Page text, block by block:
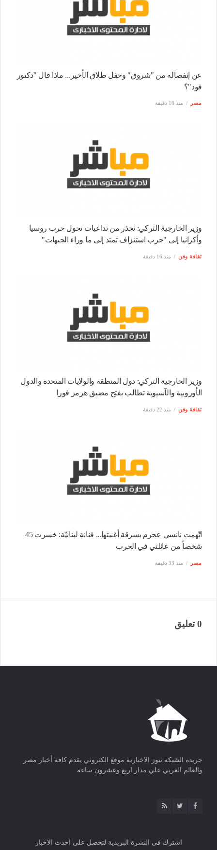
عن إنفصاله من "شروق" وحفل طلاق الأخير... ماذا قال "دكتور
فود"؟
مصر منذ 16 دقيقة
وزير الخارجية التركي: نحذر من تداعيات تحول حرب روسيا
وأكرانيا إلى "حرب استنزاف تمتد إلى ما وراء الجبهات"
ثقافة وفن منذ 16 دقيقة
وزير الخارجية التركي: دول المنطقة والولايات المتحدة والدول
الأوروبية والآسيوية تطالب بفتح مضيق هرمز فورا
ثقافة وفن منذ 22 دقيقة
اتّهمت نانسي عجرم بسرقة أغنيتها... فنانة لبنانيّة: خسرت 45
شخصاً من عائلتي في الحرب
مصر منذ 33 دقيقة
0 تعليق
جريدة الشبكة نيوز الاخبارية موقع الكتروني يقدم كافة أخبار مصر
والعالم العربي علي مدار اربع وعشرون ساعة
اشترك فى النشرة البريدية لتحصل على احدث الاخبار